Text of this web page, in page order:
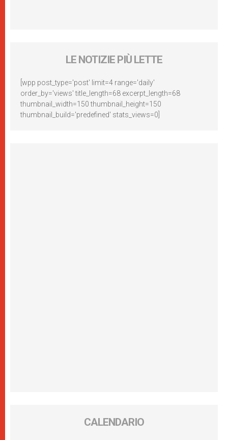
LE NOTIZIE PIÙ LETTE
[wpp post_type='post' limit=4 range='daily'
order_by='views' title_length=68 excerpt_length=68
thumbnail_width=150 thumbnail_height=150
thumbnail_build='predefined' stats_views=0]
CALENDARIO